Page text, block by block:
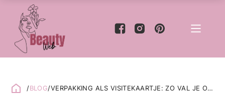
/BLOG/VERPAKKING ALS VISITEKAARTJE: ZO VAL JE OP